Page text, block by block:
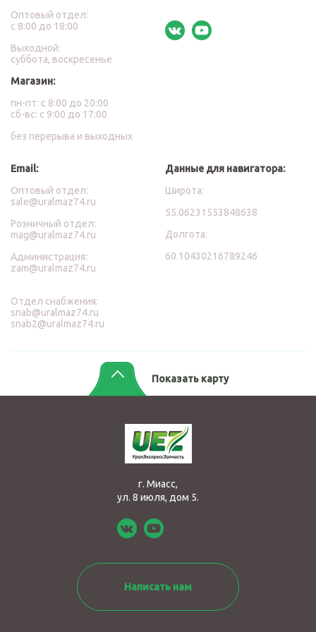
Оптовый отдел:
с 8:00 до 18:00
Выходной:
суббота, воскресенье
Магазин:
пн-пт: с 8:00 до 20:00
сб-вс: с 9:00 до 17:00
без перерыва и выходных
Email:
Оптовый отдел:
sale@uralmaz74.ru
Розничный отдел:
mag@uralmaz74.ru
Администрация:
zam@uralmaz74.ru
Отдел снабжения:
snab@uralmaz74.ru
snab2@uralmaz74.ru
Данные для навигатора:
Широта:
55.06231553848638
Долгота:
60.10430216789246
Показать карту
г. Миасс,
ул. 8 июля, дом 5.
Написать нам